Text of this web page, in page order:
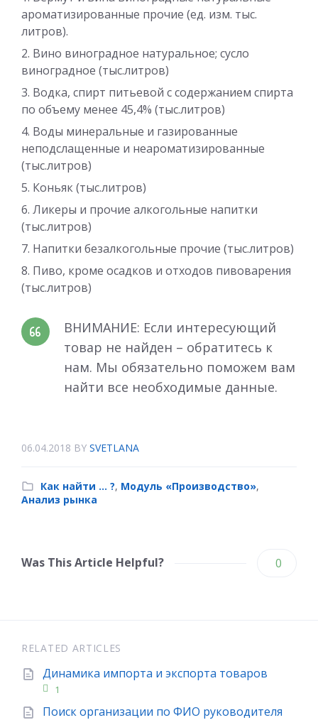
ароматизированные прочие (ед. изм. тыс.
литров).
Вино виноградное натуральное; сусло
виноградное (тыс.литров)
Водка, спирт питьевой с содержанием спирта
по объему менее 45,4% (тыс.литров)
Воды минеральные и газированные
неподслащенные и неароматизированные
(тыс.литров)
Коньяк (тыс.литров)
Ликеры и прочие алкогольные напитки
(тыс.литров)
Напитки безалкогольные прочие (тыс.литров)
Пиво, кроме осадков и отходов пивоварения
(тыс.литров)
ВНИМАНИЕ: Если интересующий
товар не найден – обратитесь к
нам. Мы обязательно поможем вам
найти все необходимые данные.
06.04.2018 BY SVETLANA
Как найти … ?, Модуль «Производство»,
Анализ рынка
Was This Article Helpful? 0
RELATED ARTICLES
Динамика импорта и экспорта товаров
1
Поиск организации по ФИО руководителя